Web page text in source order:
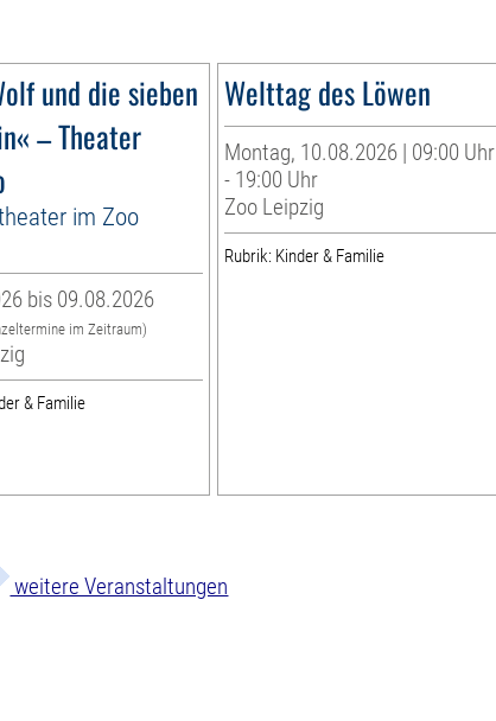
und die sieben
– Theater
im Zoo
bis 09.08.2026
im Zeitraum)
& Familie
Welttag des Löwen
Montag, 10.08.2026 | 09:00 Uhr
- 19:00 Uhr
Zoo Leipzig
Rubrik: Kinder & Familie
weitere Veranstaltungen